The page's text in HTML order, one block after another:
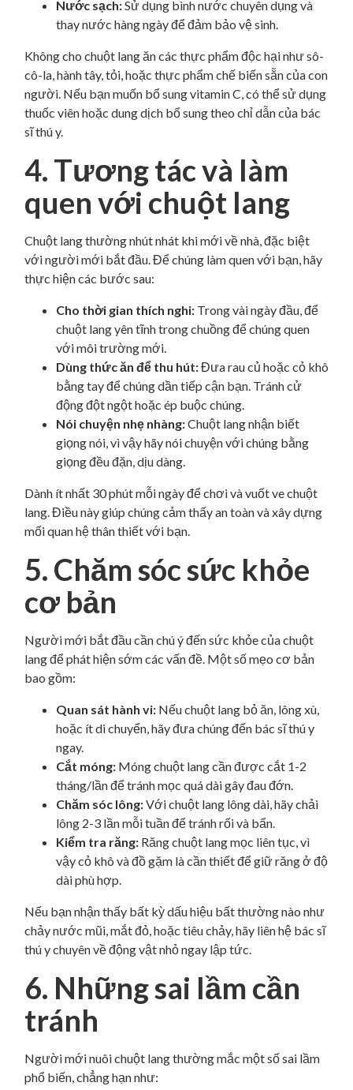
Nước sạch:Sử dụng bình nước chuyên dụng và
thay nước hàng ngày để đảm bảo vệ sinh.
Không cho chuột lang ăn các thực phẩm độc hại như sô-
cô-la, hành tây, tỏi, hoặc thực phẩm chế biến sẵn của con
người. Nếu bạn muốn bổ sung vitamin C, có thể sử dụng
thuốc viên hoặc dung dịch bổ sung theo chỉ dẫn của bác
sĩ thú y.
4. Tương tác và làm
quen với chuột lang
Chuột lang thường nhút nhát khi mới về nhà, đặc biệt
với người mới bắt đầu. Để chúng làm quen với bạn, hãy
thực hiện các bước sau:
Cho thời gian thích nghi: Trong vài ngày đầu, để
chuột lang yên tĩnh trong chuồng để chúng quen
với môi trường mới.
Dùng thức ăn để thu hút:Đưa rau củ hoặc cỏ khô
bằng tay để chúng dần tiếp cận bạn. Tránh cử
động đột ngột hoặc ép buộc chúng.
Nói chuyện nhẹ nhàng:Chuột lang nhận biết
giọng nói, vì vậy hãy nói chuyện với chúng bằng
giọng đều đặn, dịu dàng.
Dành ít nhất 30 phút mỗi ngày để chơi và vuốt ve chuột
lang. Điều này giúp chúng cảm thấy an toàn và xây dựng
mối quan hệ thân thiết với bạn.
5. Chăm sóc sức khỏe
cơ bản
Người mới bắt đầu cần chú ý đến sức khỏe của chuột
lang để phát hiện sớm các vấn đề. Một số mẹo cơ bản
bao gồm:
Quan sát hành vi: Nếu chuột lang bỏ ăn, lông xù,
hoặc ít di chuyển, hãy đưa chúng đến bác sĩ thú y
ngay.
Cắt móng: Móng chuột lang cần được cắt 1-2
tháng/lần để tránh mọc quá dài gây đau đớn.
Chăm sóc lông:Với chuột lang lông dài, hãy chải
lông 2-3 lần mỗi tuần để tránh rối và bẩn.
Kiểm tra răng: Răng chuột lang mọc liên tục, vì
vậy cỏ khô và đồ gặm là cần thiết để giữ răng ở độ
dài phù hợp.
Nếu bạn nhận thấy bất kỳ dấu hiệu bất thường nào như
chảy nước mũi, mắt đỏ, hoặc tiêu chảy, hãy liên hệ bác sĩ
thú y chuyên về động vật nhỏ ngay lập tức.
6. Những sai lầm cần
tránh
Người mới nuôi chuột lang thường mắc một số sai lầm
phổ biến, chẳng hạn như: